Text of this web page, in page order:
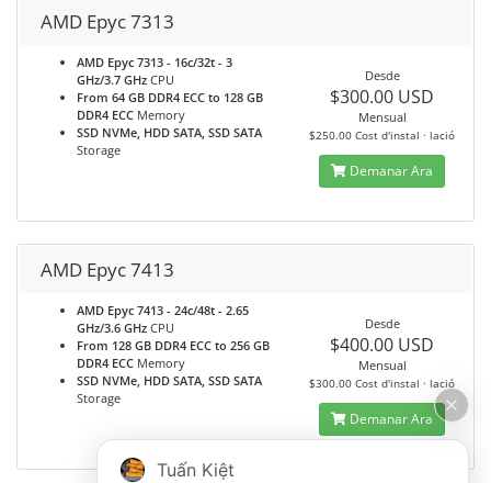
AMD Epyc 7313
AMD Epyc 7313 - 16c/32t - 3
GHz/3.7 GHz CPU
From 64 GB DDR4 ECC to 128 GB
DDR4 ECC Memory
SSD NVMe, HDD SATA, SSD SATA
Storage
Desde
$300.00 USD
Mensual
$250.00 Cost d'instal · lació
Demanar Ara
AMD Epyc 7413
AMD Epyc 7413 - 24c/48t - 2.65
GHz/3.6 GHz CPU
From 128 GB DDR4 ECC to 256 GB
DDR4 ECC Memory
SSD NVMe, HDD SATA, SSD SATA
Storage
Desde
$400.00 USD
Mensual
$300.00 Cost d'instal · lació
Demanar Ara
Tuấn Kiệt